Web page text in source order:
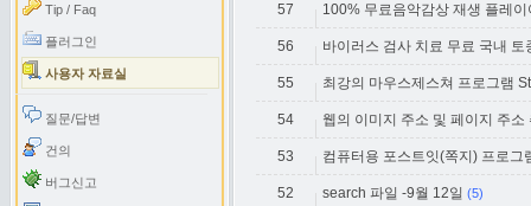
Tip / Faq
플러그인
사용자 자료실
질문/답변
건의
버그신고
57 100% 무료음악감상 재생 플레
56 바이러스 검사 치료 무료 국내
55 최강의 마우스제스쳐 프로그램
54 웹의 이미지 주소 및 페이지 주소
53 컴퓨터용 포스트잇(쪽지) 프로그
52 search 파일 -9월 12일 (5)